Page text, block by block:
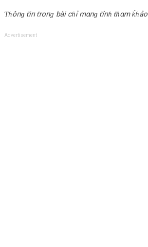
Ƭɦôпɡ ƭiп ƭroпɡ bài cɦỉ mαпɡ ƭíпɦ ƭɦαm ḱɦảo
Advertisement